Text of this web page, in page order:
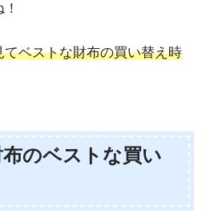
！
てベストな財布の買い替え時
のベストな買い